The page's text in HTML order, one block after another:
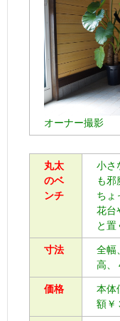
オーナー撮影
丸太
のベ
ンチ
小さ
も邪
ちょ
花台
と置
寸法
全
高、
価格
本体
額￥